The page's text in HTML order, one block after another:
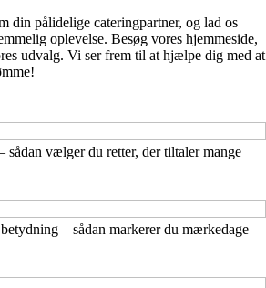
din pålidelige cateringpartner, og lad os
oplevelse. Besøg vores hjemmeside,
udvalg. Vi ser frem til at hjælpe dig med at
sådan vælger du retter, der tiltaler mange
– sådan markerer du mærkedage